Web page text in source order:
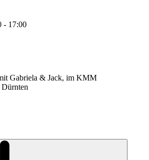
- 17:00
Gabriela & Jack, im KMM